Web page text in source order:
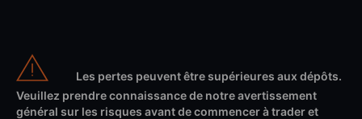
Les pertes peuvent être supérieures aux dépôts.
Veuillez prendre connaissance de notre avertissement
général sur les risques avant de commencer à trader et